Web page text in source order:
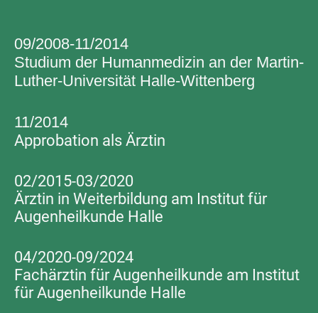
09/2008-11/2014
Studium der Humanmedizin an der Martin-
Luther-Universität Halle-Wittenberg
11/2014
Approbation als Ärztin
02/2015-03/2020
Ärztin in Weiterbildung am Institut für
Augenheilkunde Halle
04/2020-09/2024
Fachärztin für Augenheilkunde am Institut
für Augenheilkunde Halle